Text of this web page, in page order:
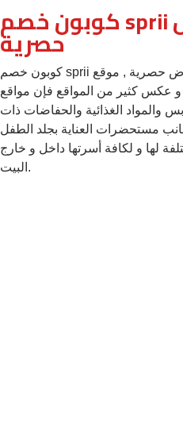
كوبون خصم sprii سبيري ٢٠٢٠, كود و كوبونات وعروض
حصرية
كوبون خصم sprii سبيري ٢٠٢٠, كود و كوبونات وعروض حصرية , موقع sprii سبري هو موقع متخصص في
عكس كثير من المواقع فإن مواقع
الغذائية والحفاضات ذات
مستحضرات العناية بجلد الطفل
لها و لكافة أسرتها داخل و خارج
البيت.